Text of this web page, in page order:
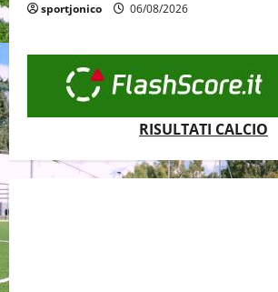
sportjonico 06/08/2026
RISULTATI CALCIO